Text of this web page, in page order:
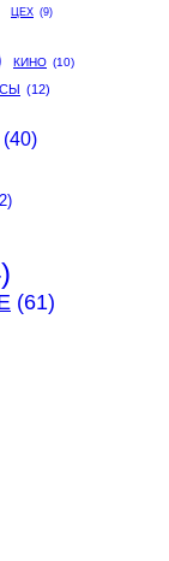
ЦЕХ (9)
КИНО (10)
(12)
(40)
(61)